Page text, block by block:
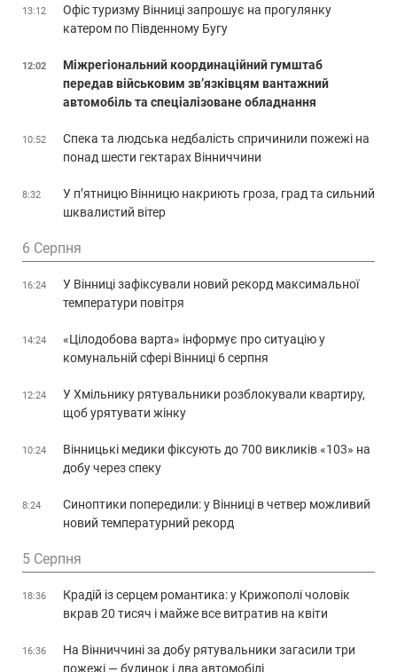
13:12
Офіс туризму Вінниці запрошує на прогулянку
катером по Південному Бугу
12:02
Міжрегіональний координаційний гумштаб
передав військовим зв’язківцям вантажний
автомобіль та спеціалізоване обладнання
10:52
Спека та людська недбалість спричинили пожежі на
понад шести гектарах Вінниччини
8:32
У п’ятницю Вінницю накриють гроза, град та сильний
шквалистий вітер
6 Серпня
16:24
У Вінниці зафіксували новий рекорд максимальної
температури повітря
14:24
«Цілодобова варта» інформує про ситуацію у
комунальній сфері Вінниці 6 серпня
12:24
У Хмільнику рятувальники розблокували квартиру,
щоб урятувати жінку
10:24
Вінницькі медики фіксують до 700 викликів «103» на
добу через спеку
8:24
Синоптики попередили: у Вінниці в четвер можливий
новий температурний рекорд
5 Серпня
18:36
Крадій із серцем романтика: у Крижополі чоловік
вкрав 20 тисяч і майже все витратив на квіти
16:36
На Вінниччині за добу рятувальники загасили три
пожежі — будинок і два автомобілі